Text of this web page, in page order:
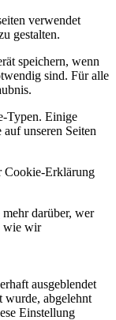
verwendet
gestalten.
speichern, wenn
sind. Für alle
Typen. Einige
unseren Seiten
Cookie-Erklärung
mehr darüber, wer
wie wir
ausgeblendet
wurde, abgelehnt
Einstellung